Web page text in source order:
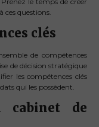
ces questions.
clés
de compétences
de décision stratégique
les compétences clés
qui les possèdent.
cabinet de